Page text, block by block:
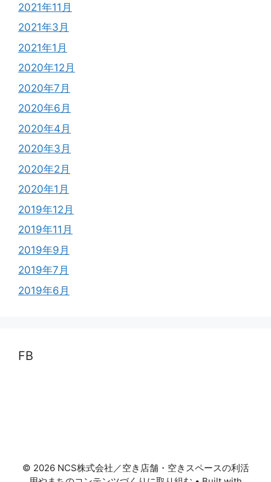
2021年11月
2021年3月
2021年1月
2020年12月
2020年7月
2020年6月
2020年4月
2020年3月
2020年2月
2020年1月
2019年12月
2019年11月
2019年9月
2019年7月
2019年6月
FB
© 2026 NCS株式会社／空き店舗・空きスペースの利活